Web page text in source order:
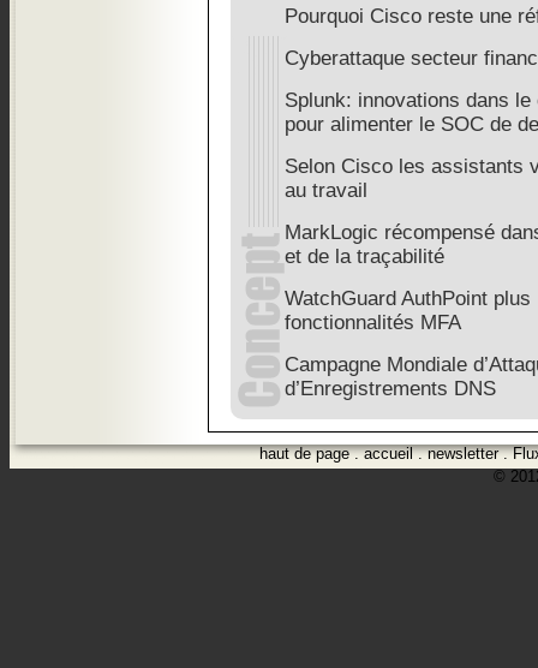
Pourquoi Cisco reste une
Cyberattaque secteur
Splunk: innovations dans
pour alimenter le SOC de
Selon Cisco les assistants
au travail
MarkLogic récompensé
et de la traçabilité
WatchGuard AuthPoint
fonctionnalités MFA
Campagne Mondiale
d’Enregistrements DNS
haut de page.accueil.newsletter.
©